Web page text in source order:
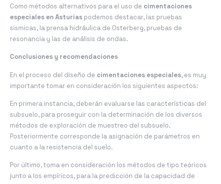
Como métodos alternativos para el uso de cimentaciones
especiales en Asturias podemos destacar, las pruebas
sísmicas, la prensa hidráulica de Osterberg, pruebas de
resonancia y las de análisis de ondas.
Conclusiones y recomendaciones
En el proceso del diseño de cimentaciones especiales, es muy
importante tomar en consideración los siguientes aspectos:
En primera instancia, deberán evaluarse las características del
subsuelo, para proseguir con la determinación de los diversos
métodos de exploración de muestreo del subsuelo.
Posteriormente corresponde la asignación de parámetros en
cuanto a la resistencia del suelo.
Por último, toma en consideración los métodos de tipo teóricos
junto a los empíricos, para la predicción de la capacidad de